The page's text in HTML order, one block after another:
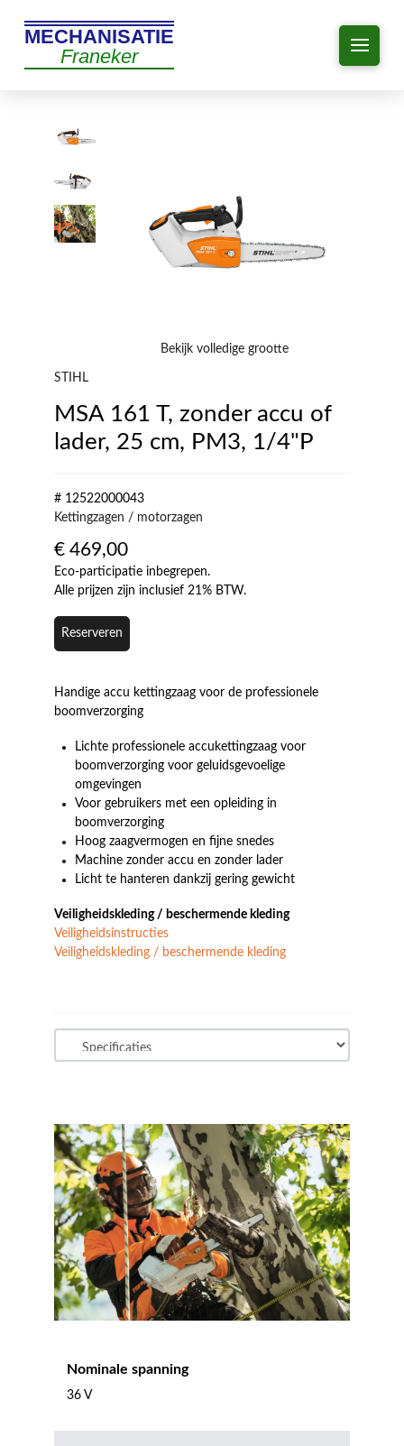
MECHANISATIE
Franeker
Bekijk volledige grootte
STIHL
MSA 161 T, zonder accu of
lader, 25 cm, PM3, 1/4"P
# 12522000043
Kettingzagen / motorzagen
€ 469,00
Eco-participatie inbegrepen.
Alle prijzen zijn inclusief 21% BTW.
Reserveren
Handige accu kettingzaag voor de professionele
boomverzorging
Lichte professionele accukettingzaag voor
boomverzorging voor geluidsgevoelige
omgevingen
Voor gebruikers met een opleiding in
boomverzorging
Hoog zaagvermogen en fijne snedes
Machine zonder accu en zonder lader
Licht te hanteren dankzij gering gewicht
Veiligheidskleding / beschermende kleding
Veiligheidsinstructies
Veiligheidskleding / beschermende kleding
Nominale spanning
36 V